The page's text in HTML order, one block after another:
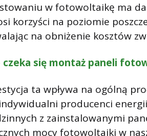
w fotowoltaikę ma
korzyści na poziomie
na obniżenie kosztów
czeka się montaż paneli
ta wpływa na ogólną
producenci
z zainstalowanymi
mocy fotowoltaiki w